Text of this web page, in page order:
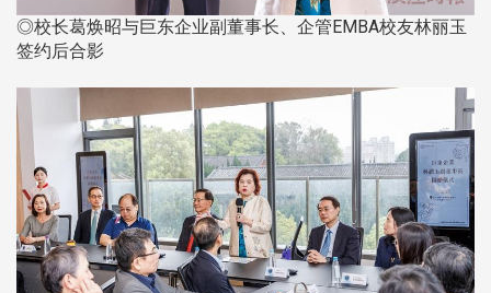
◎校长葛焕昭与巨东企业副董事长、企管EMBA校友林丽玉
签约后合影